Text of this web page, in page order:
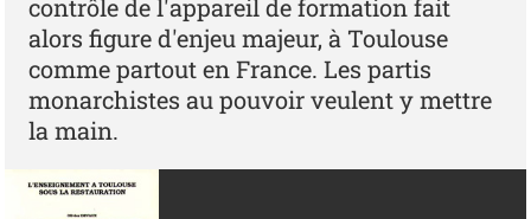
contrôle de l'appareil de formation fait
alors figure d'enjeu majeur, à Toulouse
comme partout en France. Les partis
monarchistes au pouvoir veulent y mettre
la main.